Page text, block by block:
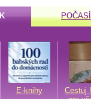
POČASÍ
E-knihy
Cestuj